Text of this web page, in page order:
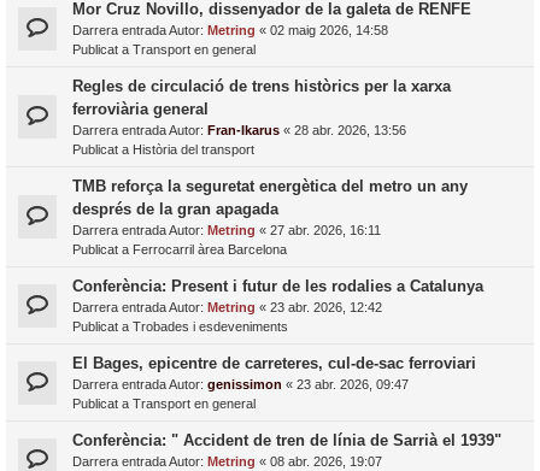
Mor Cruz Novillo, dissenyador de la galeta de RENFE
Darrera entrada Autor: Metring « 02 maig 2026, 14:58
Publicat a Transport en general
Regles de circulació de trens històrics per la xarxa
ferroviària general
Darrera entrada Autor: Fran-Ikarus « 28 abr. 2026, 13:56
Publicat a Història del transport
TMB reforça la seguretat energètica del metro un any
després de la gran apagada
Darrera entrada Autor: Metring « 27 abr. 2026, 16:11
Publicat a Ferrocarril àrea Barcelona
Conferència: Present i futur de les rodalies a Catalunya
Darrera entrada Autor: Metring « 23 abr. 2026, 12:42
Publicat a Trobades i esdeveniments
El Bages, epicentre de carreteres, cul-de-sac ferroviari
Darrera entrada Autor: genissimon « 23 abr. 2026, 09:47
Publicat a Transport en general
Conferència: " Accident de tren de línia de Sarrià el 1939"
Darrera entrada Autor: Metring « 08 abr. 2026, 19:07